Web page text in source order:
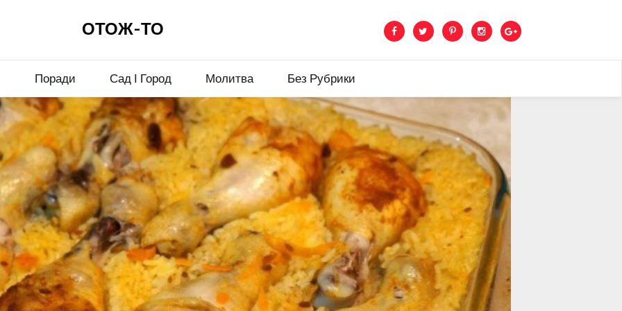
ОТОЖ-ТО
Поради Сад І Город Молитва Без Рубрики